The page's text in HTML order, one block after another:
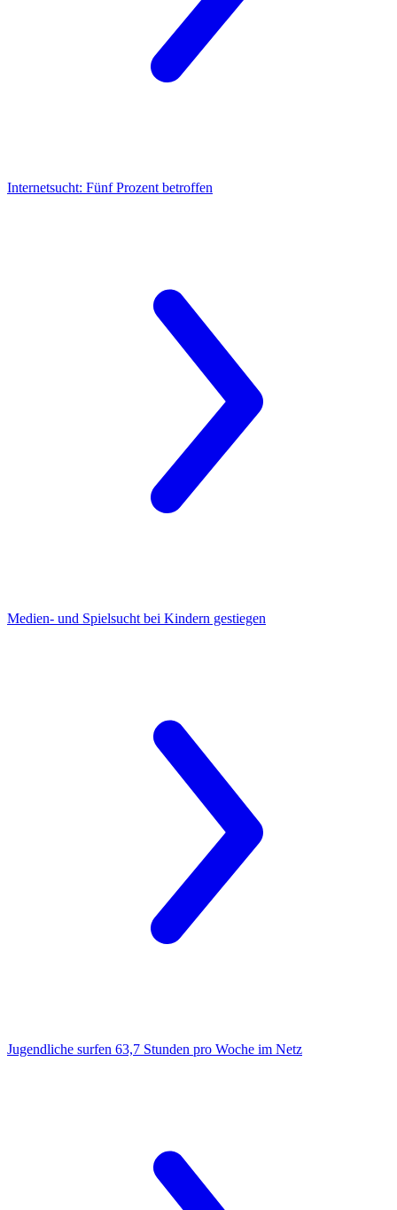
Internetsucht: Fünf Prozent betroffen
Medien- und Spielsucht bei Kindern gestiegen
Jugendliche surfen 63,7 Stunden pro Woche im Netz